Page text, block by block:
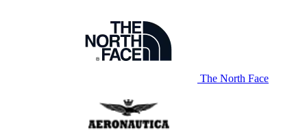
The North Face